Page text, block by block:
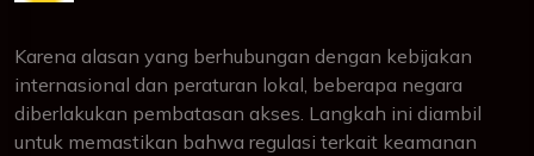
Karena alasan yang berhubungan dengan kebijakan
internasional dan peraturan lokal, beberapa negara
diberlakukan pembatasan akses. Langkah ini diambil
untuk memastikan bahwa regulasi terkait keamanan